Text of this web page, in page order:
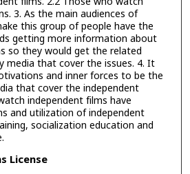
3. As the main audiences of
this group of people have the
getting more information about
so they would get the related
media that cover the issues. 4. It
and inner forces to be the
that cover the independent
independent films have
and utilization of independent
socialization education and
License